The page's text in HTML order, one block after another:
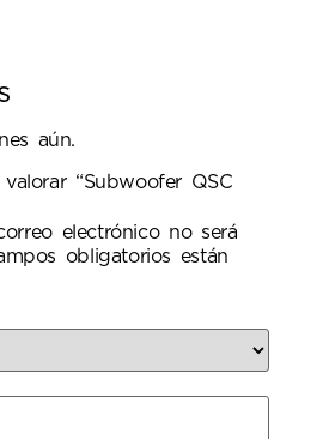
aún.
“Subwoofer QSC
electrónico no será
obligatorios están